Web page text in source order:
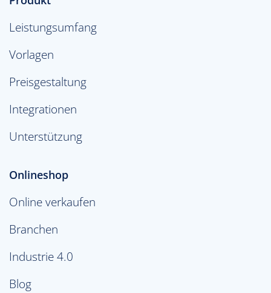
Leistungsumfang
Vorlagen
Preisgestaltung
Integrationen
Unterstützung
Onlineshop
Online verkaufen
Branchen
Industrie 4.0
Blog